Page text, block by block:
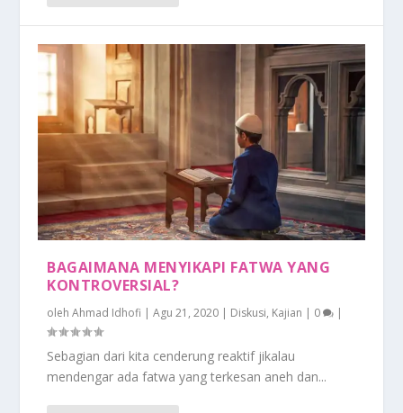
BAGAIMANA MENYIKAPI FATWA YANG
KONTROVERSIAL?
olehAhmad Idhofi |Agu 21, 2020 | Diskusi, Kajian | 0 |
Sebagian dari kita cenderung reaktif jikalau
mendengar ada fatwa yang terkesan aneh dan...